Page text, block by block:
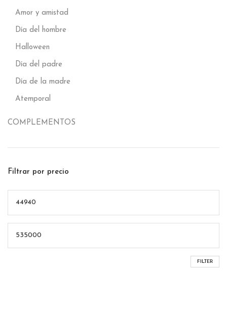
Amor y amistad
Día del hombre
Halloween
Día del padre
Día de la madre
Atemporal
COMPLEMENTOS
Filtrar por precio
FILTER